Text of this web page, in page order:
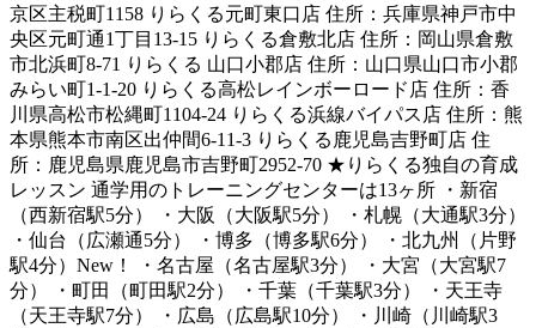
京区主税町1158 りらくる元町東口店 住所：兵庫県神戸市中
央区元町通1丁目13-15 りらくる倉敷北店 住所：岡山県倉敷
市北浜町8-71 りらくる 山口小郡店 住所：山口県山口市小郡
みらい町1-1-20 りらくる高松レインボーロード店 住所：香
川県高松市松縄町1104-24 りらくる浜線バイパス店 住所：熊
本県熊本市南区出仲間6-11-3 りらくる鹿児島吉野町店 住
所：鹿児島県鹿児島市吉野町2952-70 ★りらくる独自の育成
レッスン 通学用のトレーニングセンターは13ヶ所 ・新宿
（西新宿駅5分） ・大阪（大阪駅5分） ・札幌（大通駅3分）
・仙台（広瀬通5分） ・博多（博多駅6分） ・北九州（片野
駅4分）New！ ・名古屋（名古屋駅3分） ・大宮（大宮駅7
分） ・町田（町田駅2分） ・千葉（千葉駅3分） ・天王寺
（天王寺駅7分） ・広島（広島駅10分） ・川崎（川崎駅3